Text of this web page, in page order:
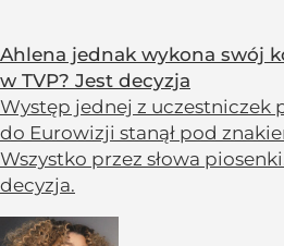
Ahlena jednak wykona swój
w TVP? Jest decyzja
Występ jednej z uczestniczek
do Eurowizji stanął pod
Wszystko przez słowa
decyzja.